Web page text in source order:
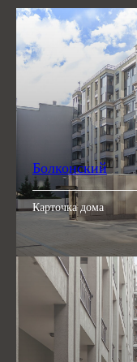
Болконский
Карточка дома